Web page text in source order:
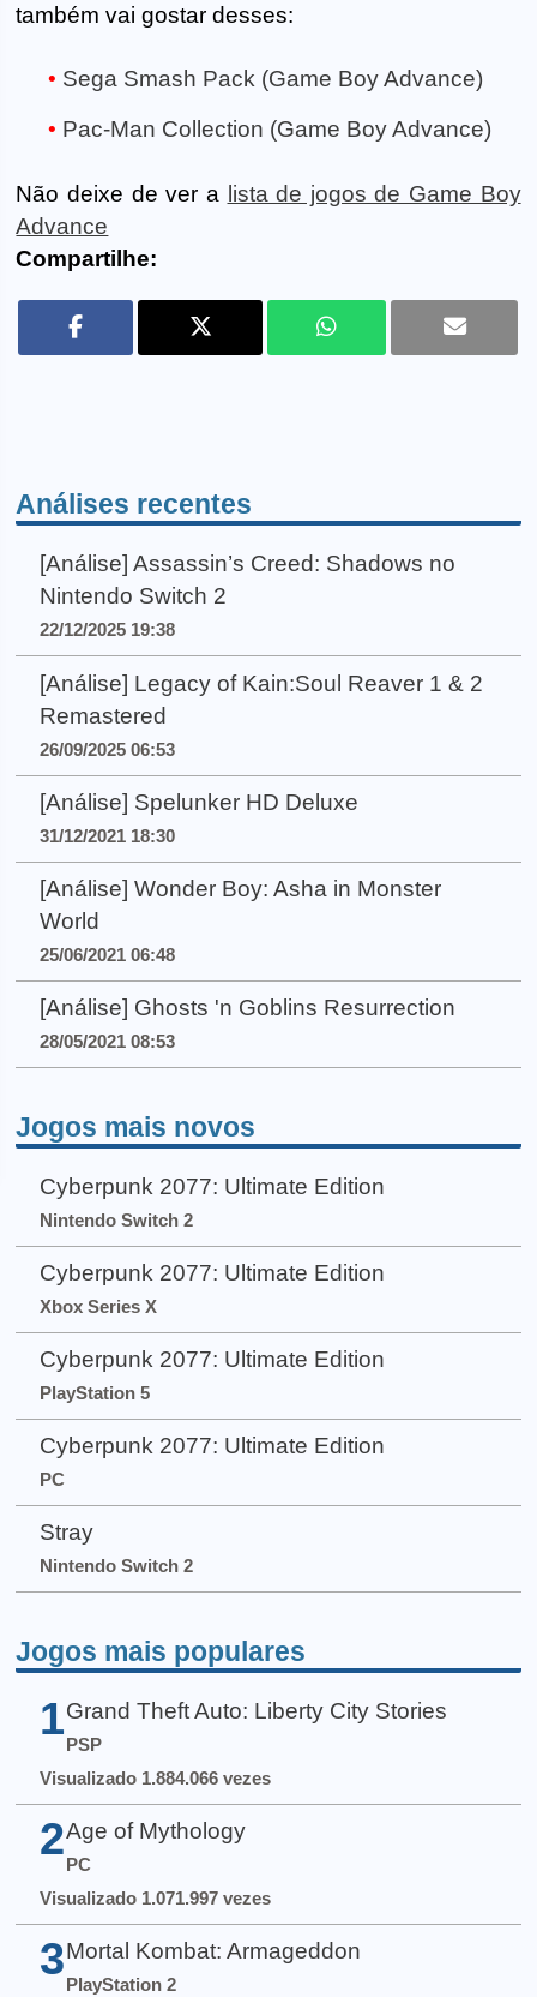
também vai gostar desses:
Sega Smash Pack (Game Boy Advance)
Pac-Man Collection (Game Boy Advance)
Não deixe de ver a lista de jogos de Game Boy
Advance
Compartilhe:
Análises recentes
[Análise] Assassin’s Creed: Shadows no
Nintendo Switch 2
22/12/2025 19:38
[Análise] Legacy of Kain:Soul Reaver 1 & 2
Remastered
26/09/2025 06:53
[Análise] Spelunker HD Deluxe
31/12/2021 18:30
[Análise] Wonder Boy: Asha in Monster
World
25/06/2021 06:48
[Análise] Ghosts 'n Goblins Resurrection
28/05/2021 08:53
Jogos mais novos
Cyberpunk 2077: Ultimate Edition
Nintendo Switch 2
Cyberpunk 2077: Ultimate Edition
Xbox Series X
Cyberpunk 2077: Ultimate Edition
PlayStation 5
Cyberpunk 2077: Ultimate Edition
PC
Stray
Nintendo Switch 2
Jogos mais populares
1 Grand Theft Auto: Liberty City Stories
PSP
Visualizado 1.884.066 vezes
2 Age of Mythology
PC
Visualizado 1.071.997 vezes
3 Mortal Kombat: Armageddon
PlayStation 2